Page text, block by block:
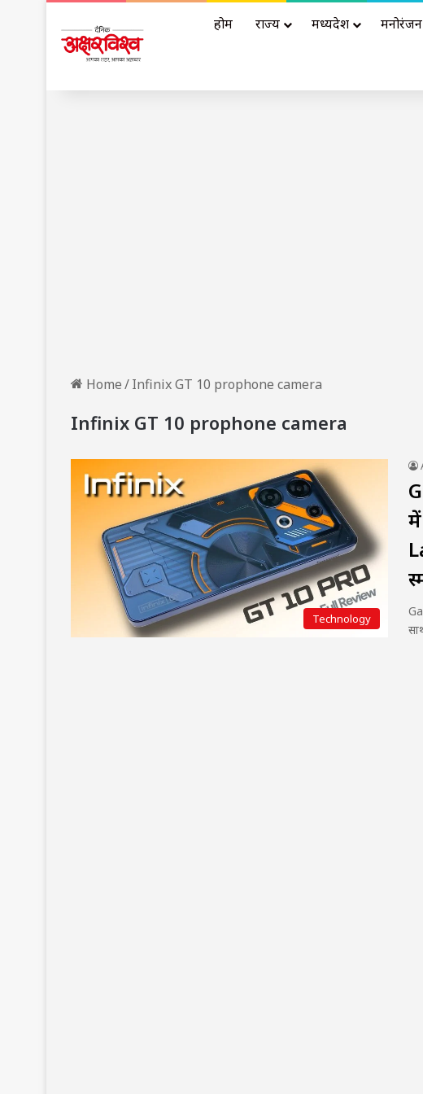
होम राज्य मध्यप्रदेश मनोरंजन
Home/Infinix GT 10 prophone camera
Infinix GT 10 prophone camera
Technology